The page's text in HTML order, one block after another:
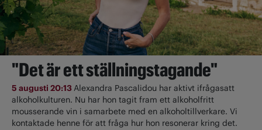
"Det är ett ställningstagande"
5 augusti 20:13Alexandra Pascalidou har aktivt ifrågasatt
alkoholkulturen. Nu har hon tagit fram ett alkoholfritt
mousserande vin i samarbete med en alkoholtillverkare. Vi
kontaktade henne för att fråga hur hon resonerar kring det.